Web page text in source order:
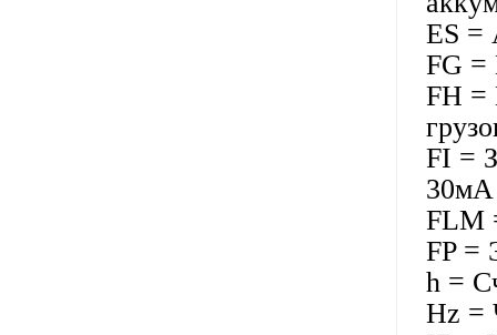
ES =
FG =
FH =
FI =
FLM
FP =
h =
Hz =